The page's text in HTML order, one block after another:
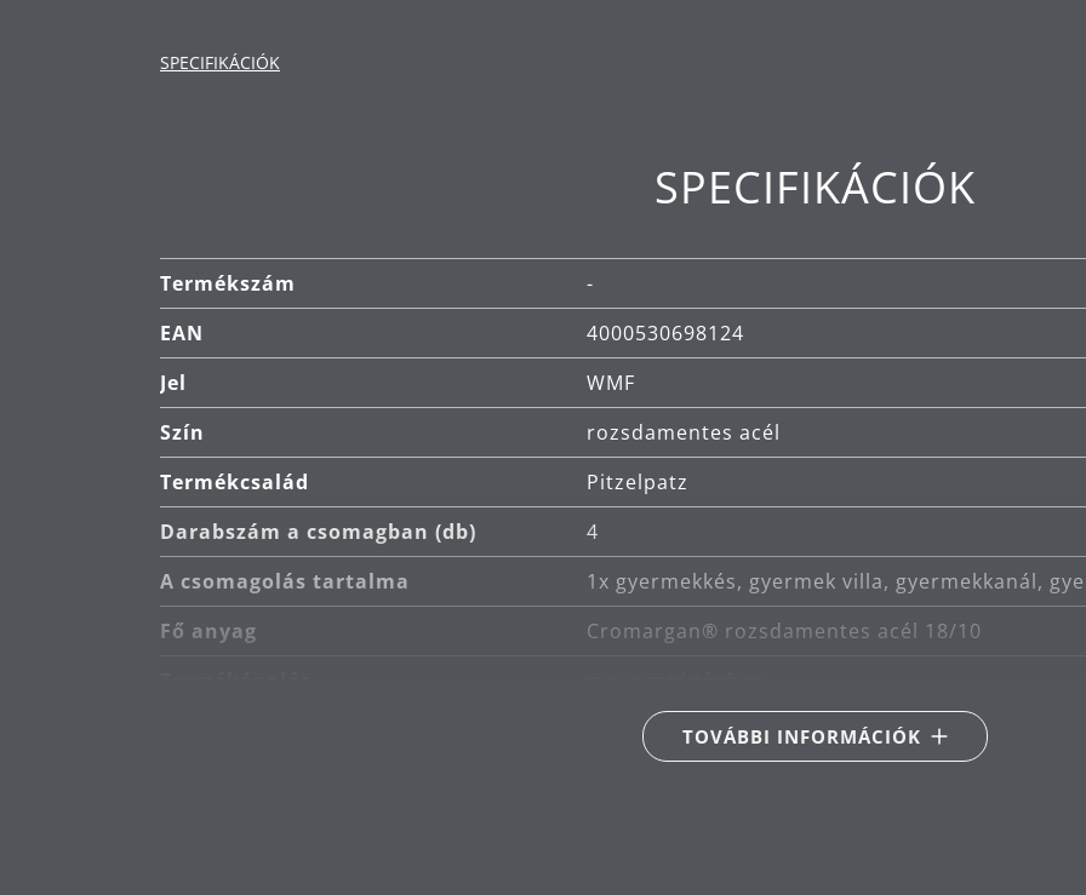
SPECIFIKÁCIÓK
SPECIFIKÁCIÓK
Termékszám
-
EAN
4000530698124
Jel
WMF
Szín
rozsdamentes acél
Termékcsalád
Pitzelpatz
Darabszám a csomagban (db)
4
A csomagolás tartalma
1x gyermekkés, gyermek villa, gyermekkanál,
Fő anyag
Cromargan® rozsdamentes acél 18/10
16,5 | 18,5 | 16,5 | 13
TOVÁBBI INFORMÁCIÓK